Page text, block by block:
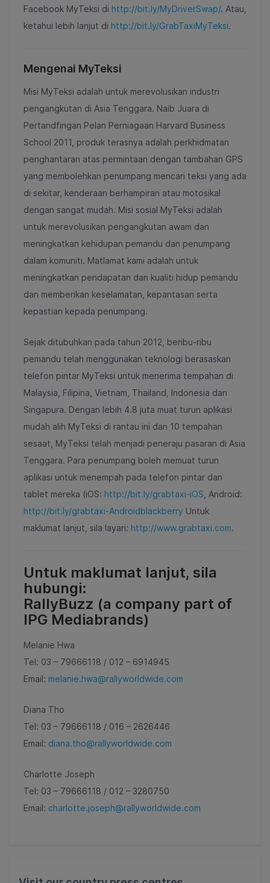
Facebook MyTeksi di http://bit.ly/MyDriverSwap/. Atau,
ketahui lebih lanjut di http://bit.ly/GrabTaxiMyTeksi.
Mengenai MyTeksi
Misi MyTeksi adalah untuk merevolusikan industri
pengangkutan di Asia Tenggara. Naib Juara di
Pertandfingan Pelan Perniagaan Harvard Business
School 2011, produk terasnya adalah perkhidmatan
penghantaran atas permintaan dengan tambahan GPS
yang membolehkan penumpang mencari teksi yang ada
di sekitar, kenderaan berhampiran atau motosikal
dengan sangat mudah. Misi sosial MyTeksi adalah
untuk merevolusikan pengangkutan awam dan
meningkatkan kehidupan pemandu dan penumpang
dalam komuniti. Matlamat kami adalah untuk
meningkatkan pendapatan dan kualiti hidup pemandu
dan memberikan keselamatan, kepantasan serta
kepastian kepada penumpang.
Sejak ditubuhkan pada tahun 2012, beribu-ribu
pemandu telah menggunakan teknologi berasaskan
telefon pintar MyTeksi untuk menerima tempahan di
Malaysia, Filipina, Vietnam, Thailand, Indonesia dan
Singapura. Dengan lebih 4.8 juta muat turun aplikasi
mudah alih MyTeksi di rantau ini dan 10 tempahan
sesaat, MyTeksi telah menjadi peneraju pasaran di Asia
Tenggara. Para penumpang boleh memuat turun
aplikasi untuk menempah pada telefon pintar dan
tablet mereka (iOS: http://bit.ly/grabtaxi-iOS , Android:
http://bit.ly/grabtaxi-Androidblackberry Untuk
maklumat lanjut, sila layari: http://www.grabtaxi.com.
Untuk maklumat lanjut, sila
hubungi:
RallyBuzz (a company part of
IPG Mediabrands)
Melanie Hwa
Tel: 03 – 79666118 / 012 – 6914945
Email: melanie.hwa@rallyworldwide.com
Diana Tho
Tel: 03 – 79666118 / 016 – 2626446
Email: diana.tho@rallyworldwide.com
Charlotte Joseph
Tel: 03 – 79666118 / 012 – 3280750
Email: charlotte.joseph@rallyworldwide.com